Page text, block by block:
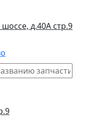
д.40А стр.9